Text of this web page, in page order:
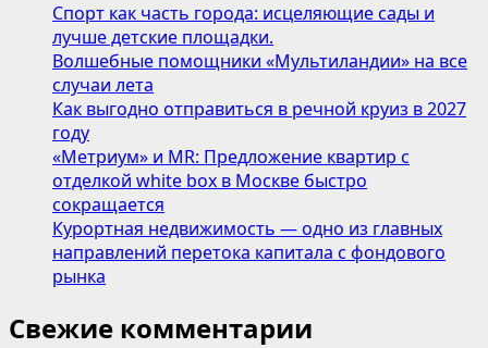
Спорт как часть города: исцеляющие сады и
лучше детские площадки.
Волшебные помощники «Мультиландии» на все
случаи лета
Как выгодно отправиться в речной круиз в 2027
году
«Метриум» и MR: Предложение квартир с
отделкой white box в Москве быстро
сокращается
Курортная недвижимость — одно из главных
направлений перетока капитала с фондового
рынка
Свежие комментарии